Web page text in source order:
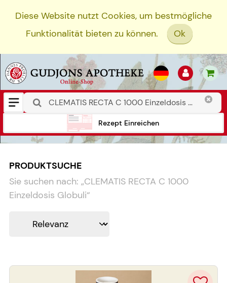
Diese Website nutzt Cookies, um bestmögliche
Funktionalität bieten zu können.
Ok
Rezept Einreichen
PRODUKTSUCHE
Sie suchen nach: „CLEMATIS RECTA C 1000
Einzeldosis Globuli“